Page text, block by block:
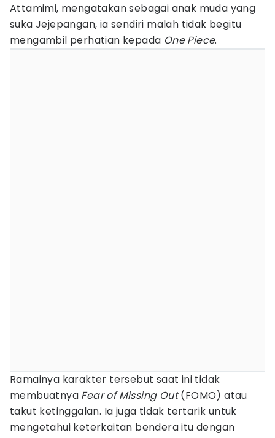
Attamimi, mengatakan sebagai anak muda yang
suka Jejepangan, ia sendiri malah tidak begitu
mengambil perhatian kepada One Piece.
Ramainya karakter tersebut saat ini tidak
membuatnya Fear of Missing Out(FOMO) atau
takut ketinggalan. Ia juga tidak tertarik untuk
mengetahui keterkaitan bendera itu dengan